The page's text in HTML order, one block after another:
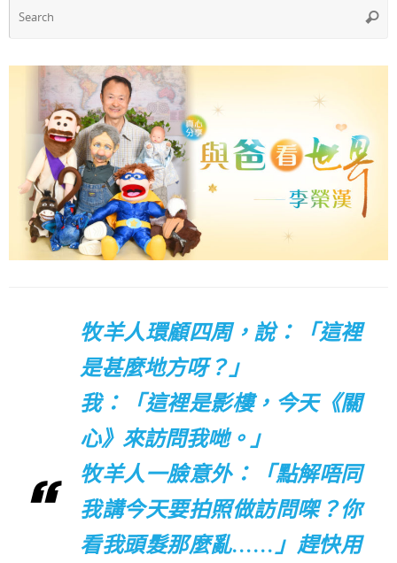
牧羊人環顧四周，說：「這裡
是甚麼地方呀？」
我：「這裡是影樓，今天《關
心》來訪問我哋。」
牧羊人一臉意外：「點解唔同
我講今天要拍照做訪問㗎？你
看我頭髮那麼亂……」趕快用